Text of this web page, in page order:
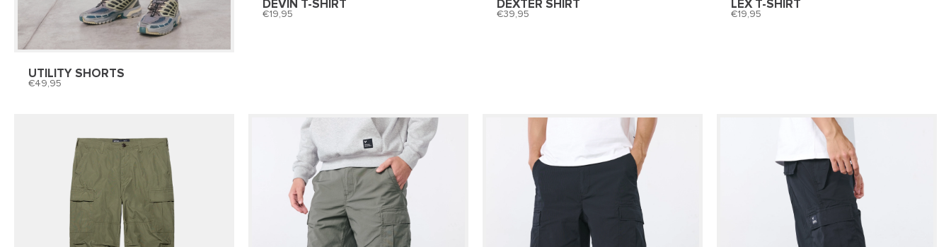
UTILITY SHORTS
49,95
DEVIN T-SHIRT
19,95
DEXTER SHIRT
39,95
LEX T-SHIRT
19,95